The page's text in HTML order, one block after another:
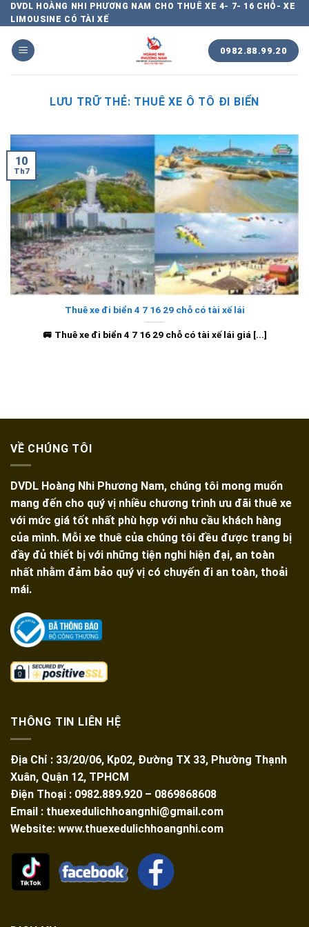
Chuyển
đến
nội
dung
DVDL HOÀNG NHI PHƯƠNG NAM CHO THUÊ XE 4- 7- 16 CHỖ- XE
LIMOUSINE CÓ TÀI XẾ
0982.88.99.20
LƯU TRỮ THẺ: THUÊ XE Ô TÔ ĐI BIỂN
Thuê xe đi biển 4 7 16 29 chỗ có tài xế lái
🚐 Thuê xe đi biển 4 7 16 29 chỗ có tài xế lái giá [...]
10
Th7
VỀ CHÚNG TÔI
DVDL Hoàng Nhi Phương Nam, chúng tôi mong muốn
mang đến cho quý vị nhiều chương trình ưu đãi thuê xe
với mức giá tốt nhất phù hợp với nhu cầu khách hàng
của mình. Mỗi xe thuê của chúng tôi đều được trang bị
đầy đủ thiết bị với những tiện nghi hiện đại, an toàn
nhất nhằm đảm bảo quý vị có chuyến đi an toàn, thoải
mái.
THÔNG TIN LIÊN HỆ
Địa Chỉ : 33/20/06, Kp02, Đường TX 33, Phường Thạnh
Xuân, Quận 12, TPHCM
Điện Thoại : 0982.889.920 – 0869868608
Email : thuexedulichhoangnhi@gmail.com
Website: www.thuexedulichhoangnhi.com